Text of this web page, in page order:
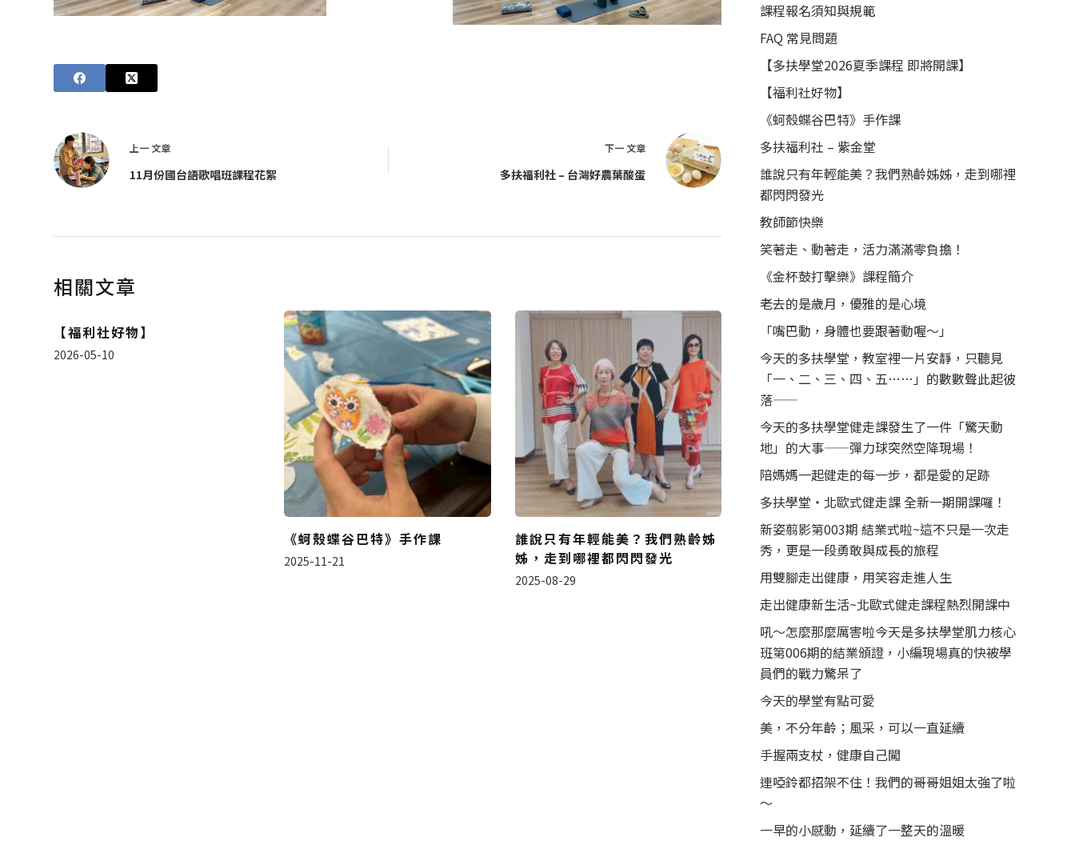
上一 文章
11月份國台語歌唱班課程花絮
下一 文章
多扶福利社 – 台灣好農葉酸蛋
相關文章
【福利社好物】
2026-05-10
《蚵殼蝶谷巴特》手作課
2025-11-21
誰說只有年輕能美？我們熟齡姊
姊，走到哪裡都閃閃發光
2025-08-29
課程報名須知與規範
FAQ 常見問題
【多扶學堂2026夏季課程 即將開課】
【福利社好物】
《蚵殼蝶谷巴特》手作課
多扶福利社 – 紫金堂
誰說只有年輕能美？我們熟齡姊姊，走到哪裡
都閃閃發光
教師節快樂
笑著走、動著走，活力滿滿零負擔！
《金杯鼓打擊樂》課程簡介
老去的是歲月，優雅的是心境
「嘴巴動，身體也要跟著動喔～」
今天的多扶學堂，教室裡一片安靜，只聽見
「一、二、三、四、五……」的數數聲此起彼
落——
今天的多扶學堂健走課發生了一件「驚天動
地」的大事——彈力球突然空降現場！
陪媽媽一起健走的每一步，都是愛的足跡
多扶學堂・北歐式健走課 全新一期開課囉！
新姿翦影第003期 結業式啦~這不只是一次走
秀，更是一段勇敢與成長的旅程
用雙腳走出健康，用笑容走進人生
走出健康新生活~北歐式健走課程熱烈開課中
吼～怎麼那麼厲害啦今天是多扶學堂肌力核心
班第006期的結業頒證，小編現場真的快被學
員們的戰力驚呆了
今天的學堂有點可愛
美，不分年齡；風采，可以一直延續
手握兩支杖，健康自己闖
連啞鈴都招架不住！我們的哥哥姐姐太強了啦
～
一早的小感動，延續了一整天的溫暖